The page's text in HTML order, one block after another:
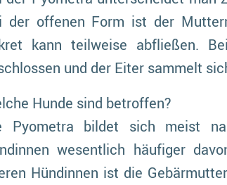
der offenen Form ist der
kann teilweise abfließen.
und der Eiter sammelt
Hunde sind betroffen?
Pyometra bildet sich meist
wesentlich häufiger
Hündinnen ist die